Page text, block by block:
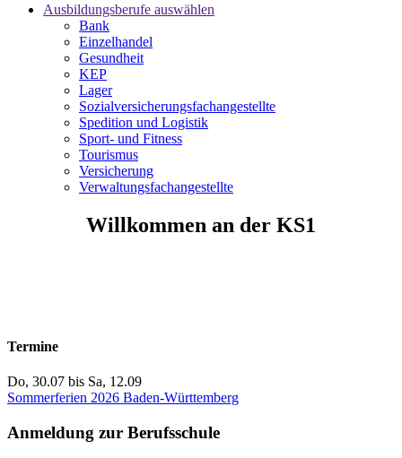
Ausbildungsberufe auswählen
Bank
Einzelhandel
Gesundheit
KEP
Lager
Sozialversicherungsfachangestellte
Spedition und Logistik
Sport- und Fitness
Tourismus
Versicherung
Verwaltungsfachangestellte
Willkommen an der KS1
Termine
Do, 30.07 bis Sa, 12.09
Sommerferien 2026 Baden-Württemberg
Anmeldung zur Berufsschule